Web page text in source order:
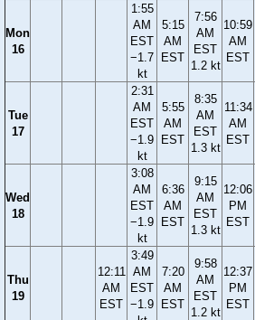
Mon
16
1:55
AM
EST
−1.7
kt
5:15
AM
EST
7:56
AM
EST
1.2 kt
10:59
AM
EST
Tue
17
2:31
AM
EST
−1.9
kt
5:55
AM
EST
8:35
AM
EST
1.3 kt
11:34
AM
EST
Wed
18
3:08
AM
EST
−1.9
kt
6:36
AM
EST
9:15
AM
EST
1.3 kt
12:06
PM
EST
Thu
19
12:11
AM
EST
3:49
AM
EST
−1.9
7:20
AM
EST
9:58
AM
EST
1.2 kt
12:37
PM
EST